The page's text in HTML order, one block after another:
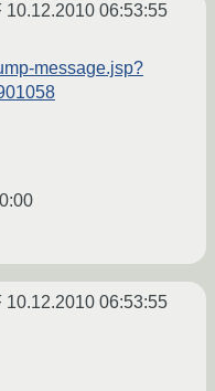
10.12.2010 06:53:55
message.jsp?
10.12.2010 06:53:55